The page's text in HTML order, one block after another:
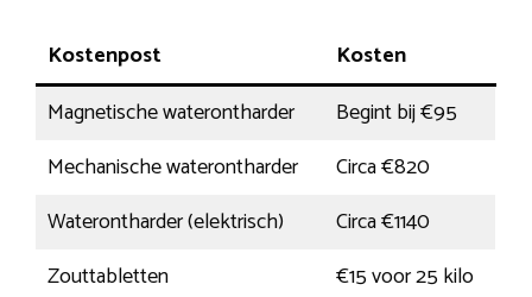
Kostenpost
Kosten
Magnetische waterontharder
Begint bij €95
Mechanische waterontharder
Circa €820
Waterontharder (elektrisch)
Circa €1140
Zouttabletten
€15 voor 25 kilo